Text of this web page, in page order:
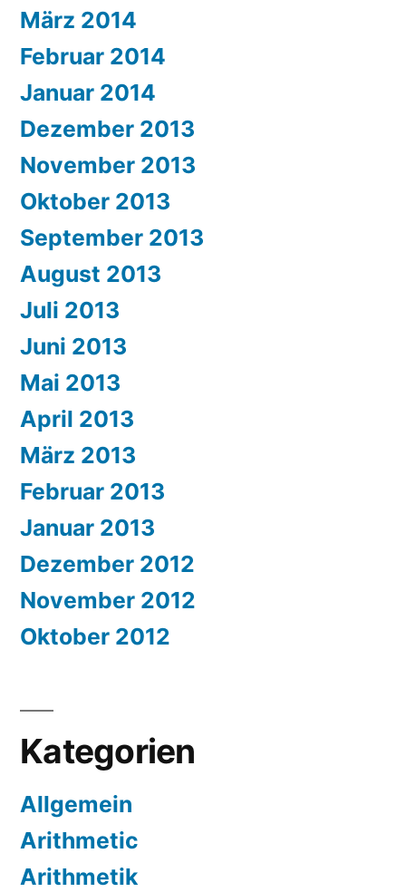
März 2014
Februar 2014
Januar 2014
Dezember 2013
November 2013
Oktober 2013
September 2013
August 2013
Juli 2013
Juni 2013
Mai 2013
April 2013
März 2013
Februar 2013
Januar 2013
Dezember 2012
November 2012
Oktober 2012
Kategorien
Allgemein
Arithmetic
Arithmetik